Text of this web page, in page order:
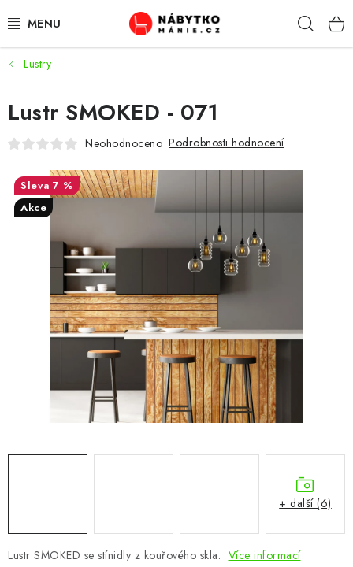
na
OBÝVACÍ POKOJ
KUCHYŇ A JÍDELNA
LOŽNICE
DĚTSKÝ POKOJ
KOUPELNA A WC
PŘEDSÍŇ
CHOVATELSKÉ POTŘEBY
DOPLŇKY A DEKORACE
VÝPRODEJ
Lustry
Lustr SMOKED se stínidly z kouřového skla. Více informací
Lustr SMOKED - 071
Neohodnoceno Podrobnosti hodnocení
7 %
Akce
+ další (6)